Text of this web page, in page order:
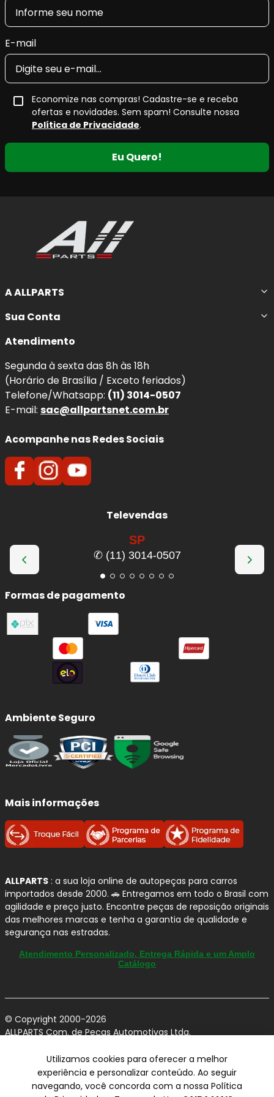
E-mail
Economize nas compras! Cadastre-se e receba
ofertas e novidades. Sem spam! Consulte nossa
Política de Privacidade.
Eu Quero!
A ALLPARTS
Sua Conta
Atendimento
Segunda à sexta das 8h às 18h
(Horário de Brasília / Exceto feriados)
Telefone/Whatsapp: (11) 3014-0507
E-mail: sac@allpartsnet.com.br
Acompanhe nas Redes Sociais
Televendas
SP
✆ (11) 3014-0507
Formas de pagamento
Ambiente Seguro
Mais informações
ALLPARTS : a sua loja online de autopeças para carros
importados desde 2000. 🚗 Entregamos em todo o Brasil com
agilidade e preço justo. Encontre peças de reposição originais
das melhores marcas e tenha a garantia de qualidade e
segurança nas estradas.
Atendimento Personalizado, Entrega Rápida e um Amplo
Catálogo
© Copyright 2000-2026
ALLPARTS Com. de Peças Automotivas Ltda.
Claudina - Vinhedo/SP - CEP 13284-480.
Preços, condições de pagamento e frete exclusivos para compras via
internet utilizando CPF, podendo variar na Loja Física e Televendas.
Utilizamos cookies para oferecer a melhor
experiência e personalizar conteúdo. Ao seguir
navegando, você concorda com a nossa Política